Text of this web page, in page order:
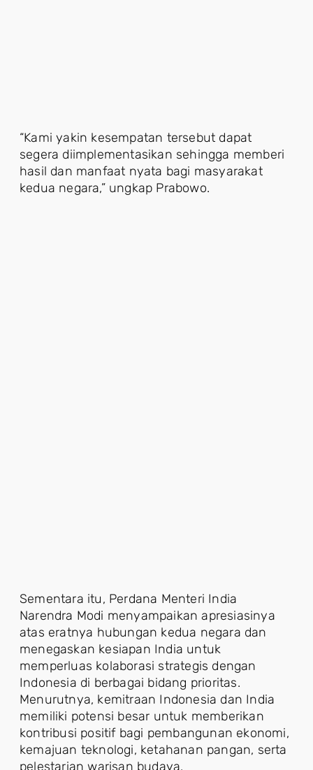
“Kami yakin kesempatan tersebut dapat
segera diimplementasikan sehingga memberi
hasil dan manfaat nyata bagi masyarakat
kedua negara,” ungkap Prabowo.
Sementara itu, Perdana Menteri India
Narendra Modi menyampaikan apresiasinya
atas eratnya hubungan kedua negara dan
menegaskan kesiapan India untuk
memperluas kolaborasi strategis dengan
Indonesia di berbagai bidang prioritas.
Menurutnya, kemitraan Indonesia dan India
memiliki potensi besar untuk memberikan
kontribusi positif bagi pembangunan ekonomi,
kemajuan teknologi, ketahanan pangan, serta
pelestarian warisan budaya.